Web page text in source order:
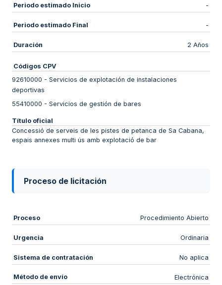
Periodo estimado Inicio -
Periodo estimado Final -
Duración 2 Años
Códigos CPV
92610000 - Servicios de explotación de instalaciones
deportivas
55410000 - Servicios de gestión de bares
Título oficial
Concessió de serveis de les pistes de petanca de Sa Cabana,
espais annexes multi ús amb explotació de bar
Proceso de licitación
Proceso Procedimiento Abierto
Urgencia Ordinaria
Sistema de contratación No aplica
Método de envío Electrónica